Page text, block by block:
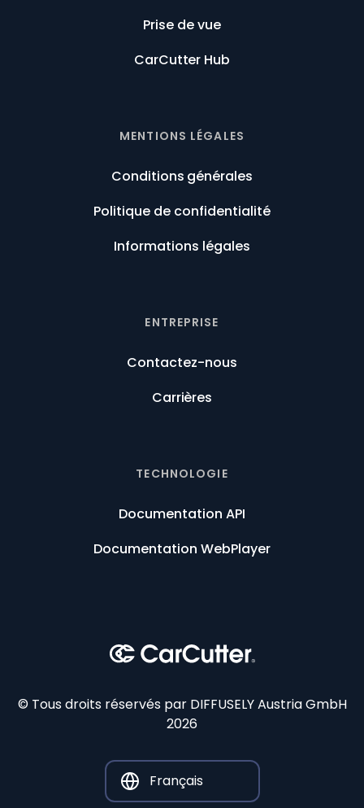
Prise de vue
CarCutter Hub
MENTIONS LÉGALES
Conditions générales
Politique de confidentialité
Informations légales
ENTREPRISE
Contactez-nous
Carrières
TECHNOLOGIE
Documentation API
Documentation WebPlayer
© Tous droits réservés par DIFFUSELY Austria GmbH
2026
Français